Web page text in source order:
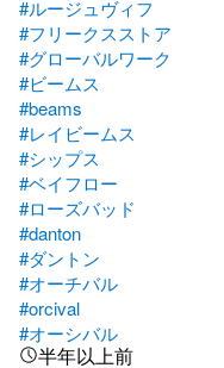
#ルージュヴィフ
#フリークスストア
#グローバルワーク
#ビームス
#beams
#レイビームス
#シップス
#ベイフロー
#ローズバッド
#danton
#ダントン
#オーチバル
#orcival
#オーシバル
半年以上前